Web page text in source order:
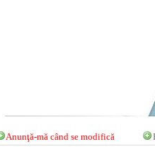
Anunţă-mă când se modifică